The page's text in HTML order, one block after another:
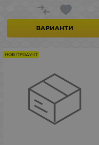
ВАРИАНТИ
НОВ ПРОДУКТ